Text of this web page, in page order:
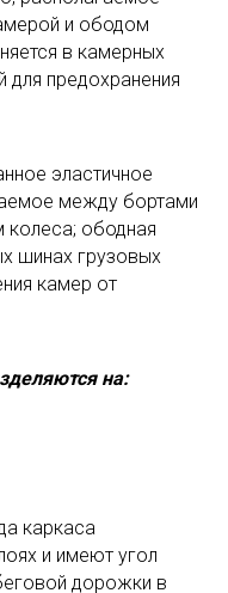
и ободом
в камерных
предохранения
эластичное
между бортами
ободная
шинах грузовых
камер от
на:
каркаса
и имеют угол
дорожки в